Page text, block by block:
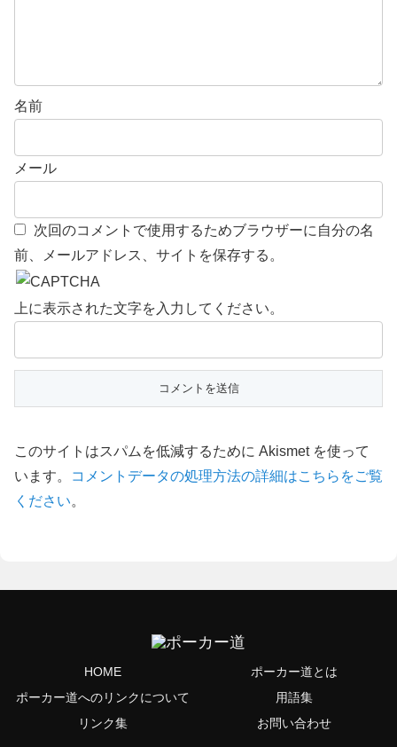
名前
メール
次回のコメントで使用するためブラウザーに自分の名
前、メールアドレス、サイトを保存する。
上に表示された文字を入力してください。
このサイトはスパムを低減するために Akismet を使って
います。
コメントデータの処理方法の詳細はこちらをご覧
ください。
HOME
ポーカー道とは
ポーカー道へのリンクについて
用語集
リンク集
お問い合わせ